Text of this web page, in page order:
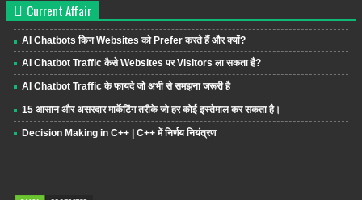
Current Affair
AI Chatbots किन Websites को Prefer करते हैं और क्यों?
AI Chatbot Traffic कैसे Websites पर Visitors ला सकता है?
AI Chatbot Traffic के फायदे जो अभी से समझना जरूरी है
15 आसान और असरदार मार्केटिंग तरीके जो हर कोई इस्तेमाल कर सकता है।
Decision Making in C++ | C++ में निर्णय नियंत्रण